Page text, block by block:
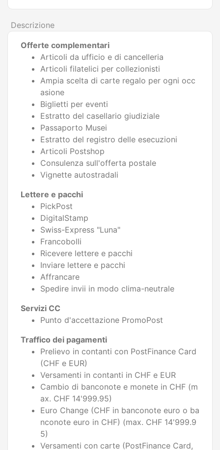
Descrizione
Offerte complementari
Articoli da ufficio e di cancelleria
Articoli filatelici per collezionisti
Ampia scelta di carte regalo per ogni occ
asione
Biglietti per eventi
Estratto del casellario giudiziale
Passaporto Musei
Estratto del registro delle esecuzioni
Articoli Postshop
Consulenza sull'offerta postale
Vignette autostradali
Lettere e pacchi
PickPost
DigitalStamp
Swiss-Express "Luna"
Francobolli
Ricevere lettere e pacchi
Inviare lettere e pacchi
Affrancare
Spedire invii in modo clima-neutrale
Servizi CC
Punto d'accettazione PromoPost
Traffico dei pagamenti
Prelievo in contanti con PostFinance Card
(CHF e EUR)
Versamenti in contanti in CHF e EUR
Cambio di banconote e monete in CHF (m
ax. CHF 14'999.95)
Euro Change (CHF in banconote euro o ba
nconote euro in CHF) (max. CHF 14'999.9
5)
Versamenti con carte (PostFinance Card,